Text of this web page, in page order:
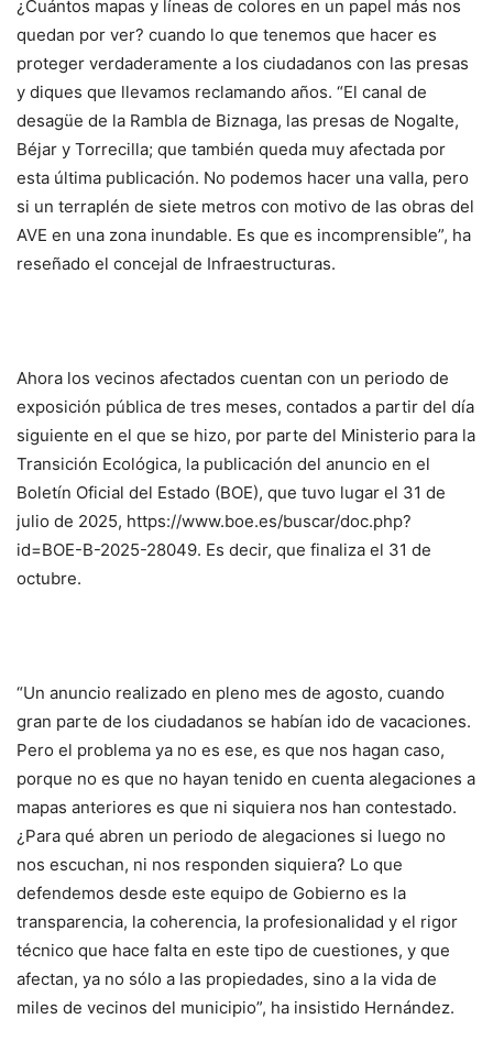
¿Cuántos mapas y líneas de colores en un papel más nos
quedan por ver? cuando lo que tenemos que hacer es
proteger verdaderamente a los ciudadanos con las presas
y diques que llevamos reclamando años. “El canal de
desagüe de la Rambla de Biznaga, las presas de Nogalte,
Béjar y Torrecilla; que también queda muy afectada por
esta última publicación. No podemos hacer una valla, pero
si un terraplén de siete metros con motivo de las obras del
AVE en una zona inundable. Es que es incomprensible”, ha
reseñado el concejal de Infraestructuras.
Ahora los vecinos afectados cuentan con un periodo de
exposición pública de tres meses, contados a partir del día
siguiente en el que se hizo, por parte del Ministerio para la
Transición Ecológica, la publicación del anuncio en el
Boletín Oficial del Estado (BOE), que tuvo lugar el 31 de
julio de 2025, https://www.boe.es/buscar/doc.php?
id=BOE-B-2025-28049. Es decir, que finaliza el 31 de
octubre.
“Un anuncio realizado en pleno mes de agosto, cuando
gran parte de los ciudadanos se habían ido de vacaciones.
Pero el problema ya no es ese, es que nos hagan caso,
porque no es que no hayan tenido en cuenta alegaciones a
mapas anteriores es que ni siquiera nos han contestado.
¿Para qué abren un periodo de alegaciones si luego no
nos escuchan, ni nos responden siquiera? Lo que
defendemos desde este equipo de Gobierno es la
transparencia, la coherencia, la profesionalidad y el rigor
técnico que hace falta en este tipo de cuestiones, y que
afectan, ya no sólo a las propiedades, sino a la vida de
miles de vecinos del municipio”, ha insistido Hernández.